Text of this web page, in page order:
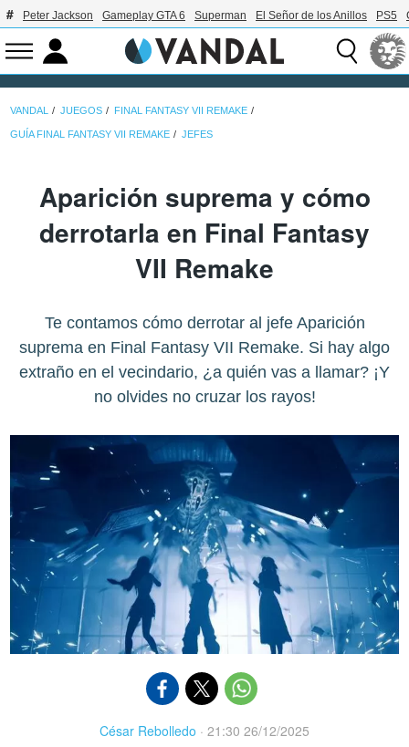
Peter Jackson Gameplay GTA 6 Superman El Señor de los Anillos PS5
VANDAL JUEGOS FINAL FANTASY VII REMAKE
GUÍA FINAL FANTASY VII REMAKE JEFES
Aparición suprema y cómo
derrotarla en Final Fantasy
VII Remake
Te contamos cómo derrotar al jefe Aparición
suprema en Final Fantasy VII Remake. Si hay algo
extraño en el vecindario, ¿a quién vas a llamar? ¡Y
no olvides no cruzar los rayos!
César Rebolledo · 21:30 26/12/2025